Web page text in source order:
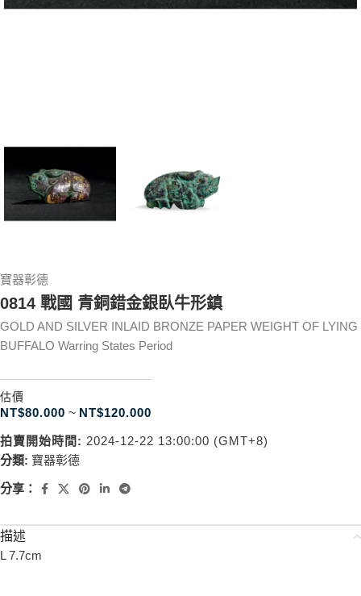
寶器彰德
0814 戰國 青銅錯金銀臥牛形鎮
GOLD AND SILVER INLAID BRONZE PAPER WEIGHT OF LYING
BUFFALO Warring States Period
估價
NT$80.000 ~ NT$120.000
拍賣開始時間: 2024-12-22 13:00:00 (GMT+8)
分類: 寶器彰德
分享：
描述
L 7.7cm